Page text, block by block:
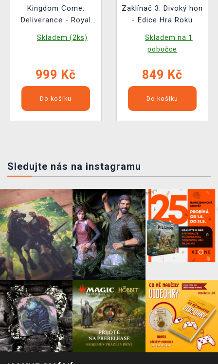
Kingdom Come:
Deliverance - Royal
Skladem (2ks)
999 Kč
Do košíku
Zaklínač 3: Divoký hon
- Edice Hra Roku
Skladem na 1
pobočce
849 Kč
Do košíku
Sledujte nás na instagramu